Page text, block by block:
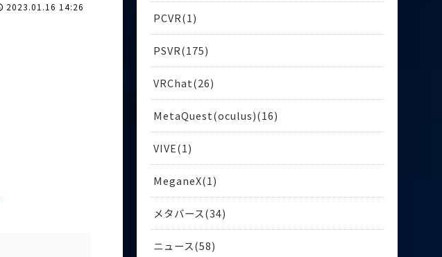
2023.01.16 14:26
PCVR 1
PSVR 175
VRChat 26
MetaQuest(oculus) 16
VIVE 1
MeganeX 1
メタバース 34
ニュース 58